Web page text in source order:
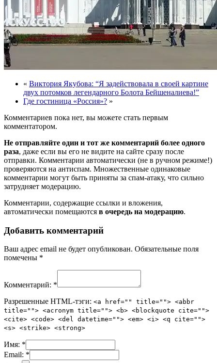
« Виктория Якубова: “Я задействовала в своей картине
двух потомков легендарного Болота Бейшеналиева!”
Где гостиница «Россия»? »
Комментариев пока нет, вы можете стать первым
комментатором.
Не отправляйте один и тот же комментарий более одного
раза, даже если вы его не видите на сайте сразу после
отправки. Комментарии автоматически (не в ручном режиме!)
проверяются на антиспам. Множественные одинаковые
комментарии могут быть приняты за спам-атаку, что сильно
затрудняет модерацию.
Комментарии, содержащие ссылки и вложения,
автоматически помещаются в очередь на модерацию.
Добавить комментарий
Ваш адрес email не будет опубликован. Обязательные поля
помечены *
Комментарий: *
Разрешенные HTML-тэги: <a href="" title=""> <abbr
title=""> <acronym title=""> <b> <blockquote cite="">
<cite> <code> <del datetime=""> <em> <i> <q cite="">
<s> <strike> <strong>
Имя: *
Email: *